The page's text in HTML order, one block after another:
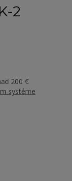
2
200 €
systéme